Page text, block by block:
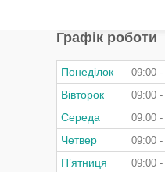
Графік роботи
Понеділок 09:00
Вівторок 09:00
Середа 09:00
Четвер 09:00
Пʼятниця 09:00